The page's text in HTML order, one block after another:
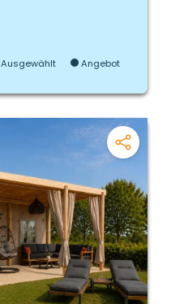
Ausgewählt Angebot